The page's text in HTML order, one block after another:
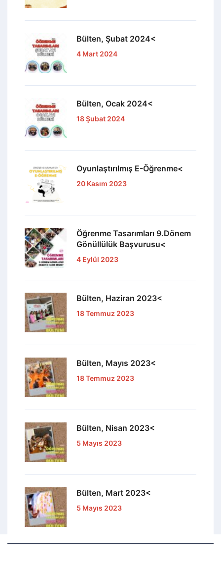
Bülten, Şubat 2024<
4 Mart 2024
Bülten, Ocak 2024<
18 Şubat 2024
Oyunlaştırılmış E-Öğrenme<
20 Kasım 2023
Öğrenme Tasarımları 9.Dönem
Gönüllülük Başvurusu<
4 Eylül 2023
Bülten, Haziran 2023<
18 Temmuz 2023
Bülten, Mayıs 2023<
18 Temmuz 2023
Bülten, Nisan 2023<
5 Mayıs 2023
Bülten, Mart 2023<
5 Mayıs 2023